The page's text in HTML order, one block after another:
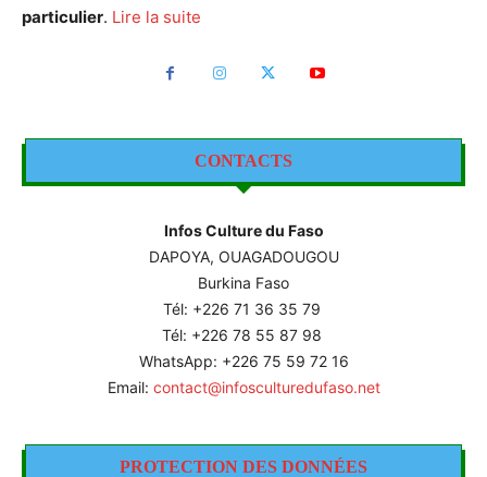
particulier. Lire la suite
CONTACTS
Infos Culture du Faso
DAPOYA, OUAGADOUGOU
Burkina Faso
Tél: +226 71 36 35 79
Tél: +226 78 55 87 98
WhatsApp: +226 75 59 72 16
Email: contact@infosculturedufaso.net
PROTECTION DES DONNÉES